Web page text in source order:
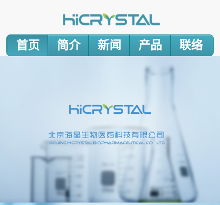
首页 简介 新闻 产品 联络